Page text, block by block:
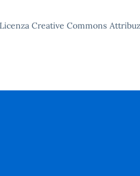
Creative Commons